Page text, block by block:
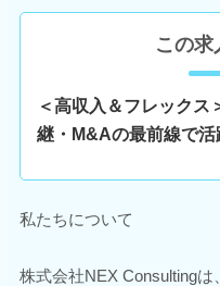
この求
＜高収入＆フレックス
継・M&Aの最前線で活
私たちについて
株式会社NEX Consulting